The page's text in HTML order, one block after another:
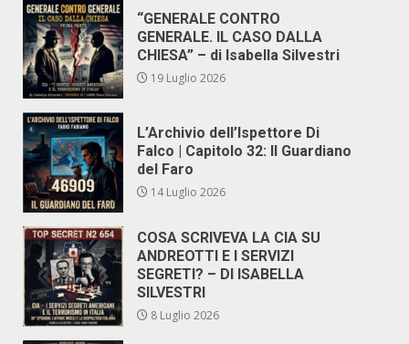
“GENERALE CONTRO
GENERALE. IL CASO DALLA
CHIESA” – di Isabella Silvestri
19 Luglio 2026
L’Archivio dell’Ispettore Di
Falco | Capitolo 32: Il Guardiano
del Faro
14 Luglio 2026
COSA SCRIVEVA LA CIA SU
ANDREOTTI E I SERVIZI
SEGRETI? – DI ISABELLA
SILVESTRI
8 Luglio 2026